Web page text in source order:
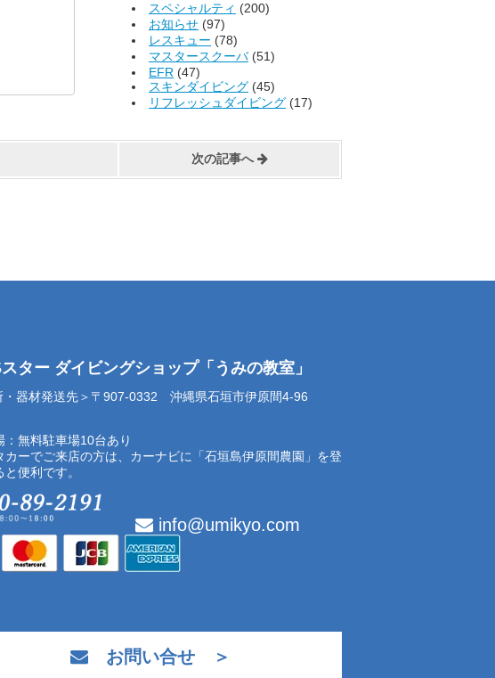
スペシャルティ (200)
お知らせ (97)
レスキュー (78)
マスタースクーバ(51)
EFR (47)
スキンダイビング (45)
リフレッシュダイビング (17)
次の記事へ
ター ダイビングショップ「うみの教室」
・器材発送先＞〒907-0332 沖縄県石垣市伊原間4-96
：無料駐車場10台あり
カーでご来店の方は、カーナビに「石垣島伊原間農園」を登
と便利です。
info@umikyo.com
お問い合せ ＞